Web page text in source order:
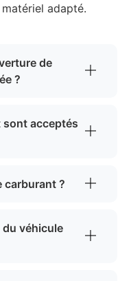
adapté.
de
?
sont acceptés
carburant ?
véhicule